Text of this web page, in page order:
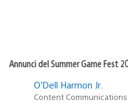
Annunci del Summer Game Fest
O’Dell Harmon Jr.
Content Communications